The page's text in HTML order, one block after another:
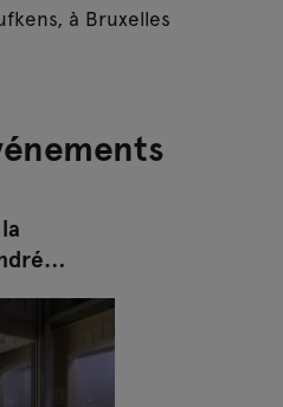
à Bruxelles